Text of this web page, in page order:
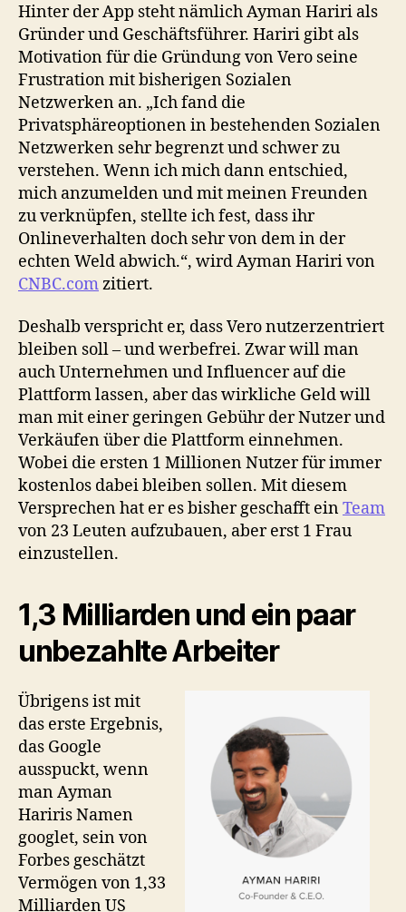
Hinter der App steht nämlich Ayman Hariri als
Gründer und Geschäftsführer. Hariri gibt als
Motivation für die Gründung von Vero seine
Frustration mit bisherigen Sozialen
Netzwerken an. „Ich fand die
Privatsphäreoptionen in bestehenden Sozialen
Netzwerken sehr begrenzt und schwer zu
verstehen. Wenn ich mich dann entschied,
mich anzumelden und mit meinen Freunden
zu verknüpfen, stellte ich fest, dass ihr
Onlineverhalten doch sehr von dem in der
echten Weld abwich.“, wird Ayman Hariri von
CNBC.comzitiert.
Deshalb verspricht er, dass Vero nutzerzentriert
bleiben soll – und werbefrei. Zwar will man
auch Unternehmen und Influencer auf die
Plattform lassen, aber das wirkliche Geld will
man mit einer geringen Gebühr der Nutzer und
Verkäufen über die Plattform einnehmen.
Wobei die ersten 1 Millionen Nutzer für immer
kostenlos dabei bleiben sollen. Mit diesem
Versprechen hat er es bisher geschafft einTeam
von 23 Leuten aufzubauen, aber erst 1 Frau
einzustellen.
1,3 Milliarden und ein paar
unbezahlte Arbeiter
Übrigens ist mit
das erste Ergebnis,
das Google
ausspuckt, wenn
man Ayman
Hariris Namen
googlet, sein von
Forbes geschätzt
Vermögen von 1,33
Milliarden US